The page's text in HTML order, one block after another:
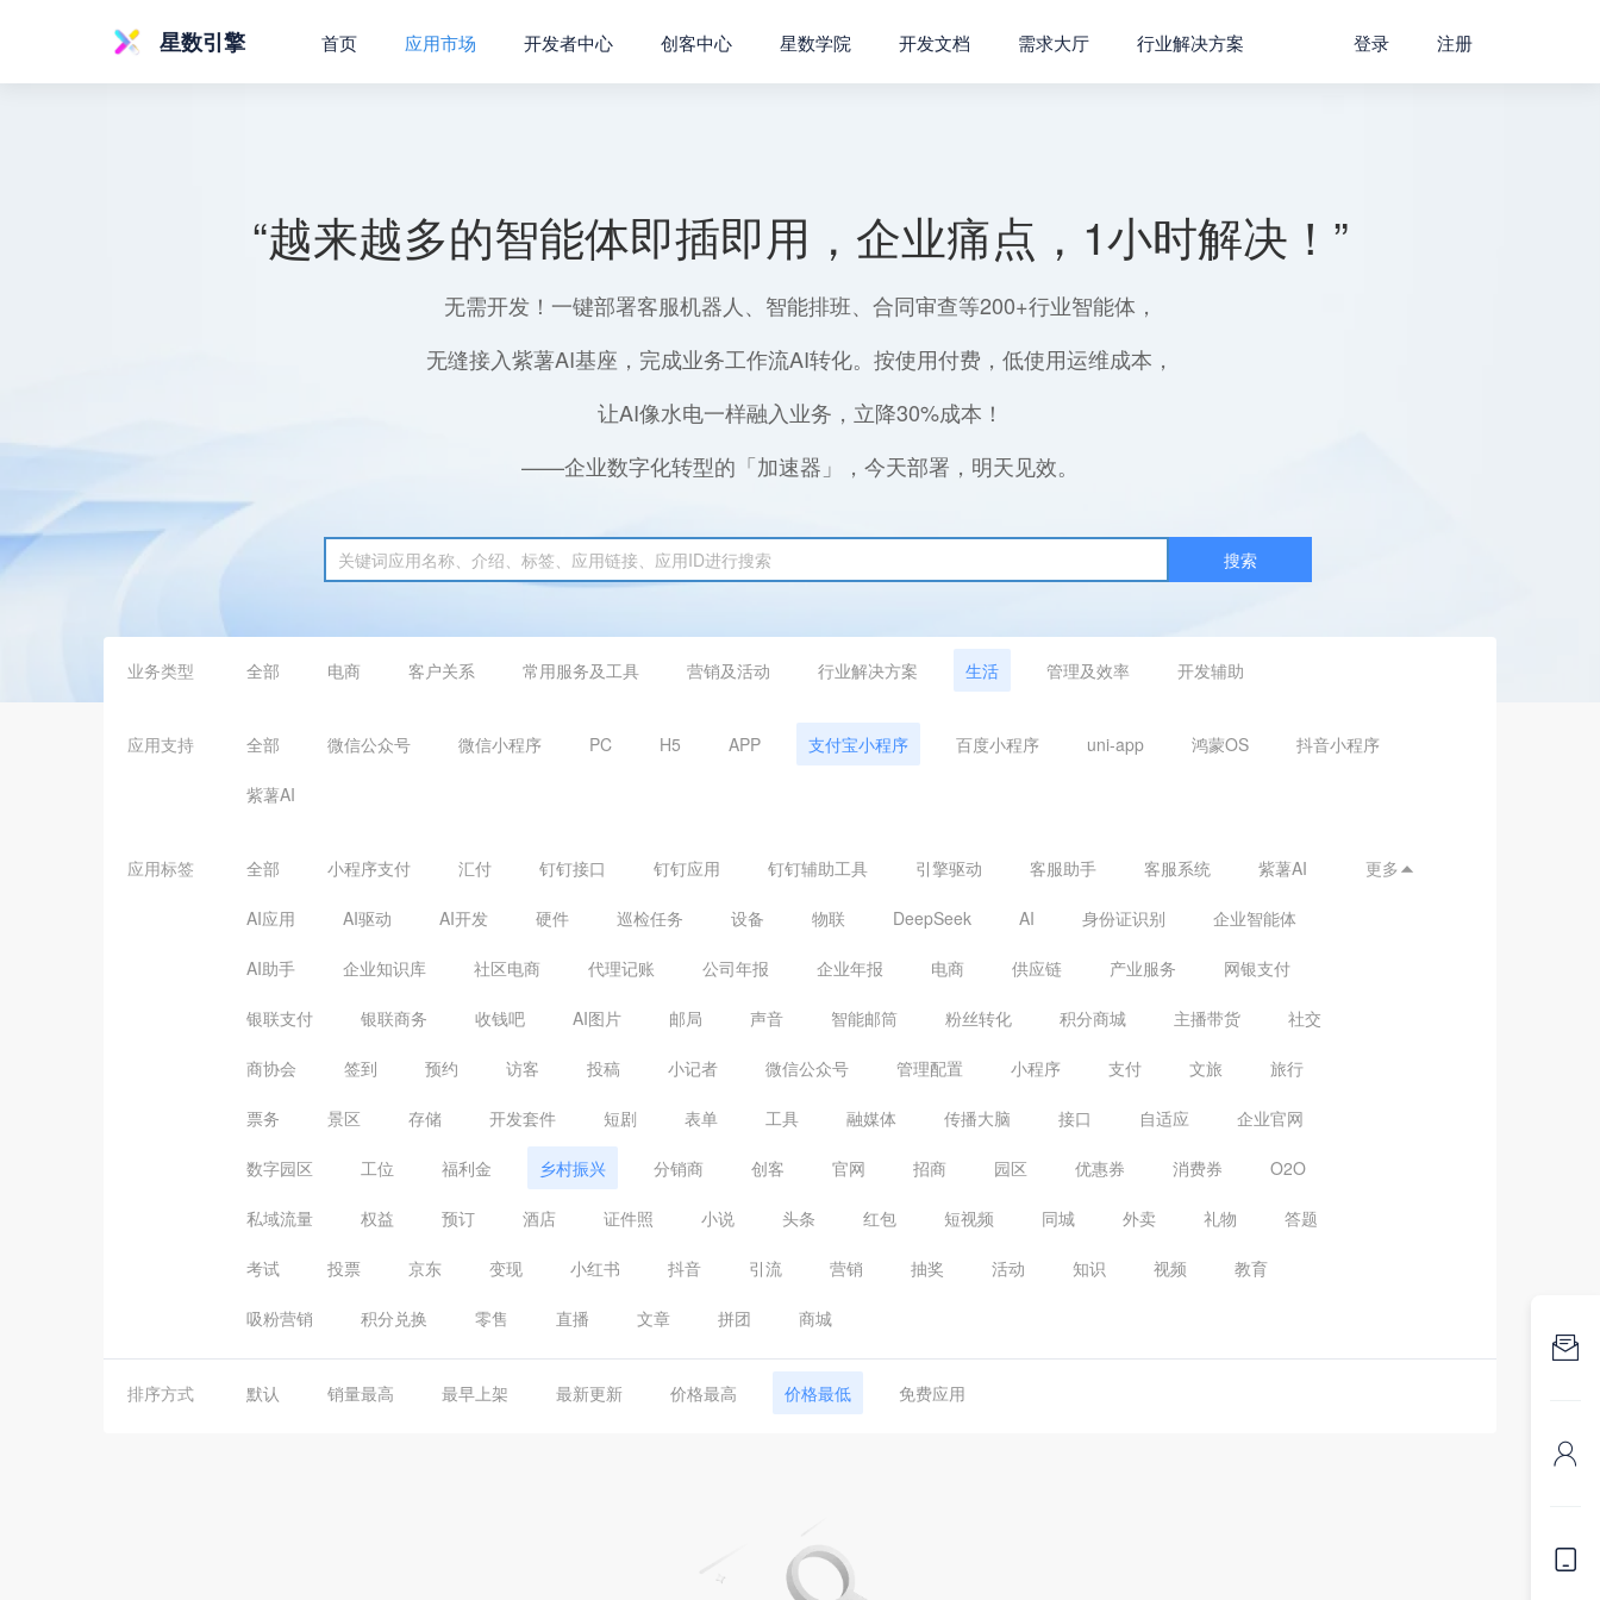
星数引擎 首页 应用市场 开发者中心 创客中心 星数学院 开发文档 需求大厅 行业解决方案 登录 注册
“越来越多的智能体即插即用，企业痛点，1小时解决！”
无需开发！一键部署客服机器人、智能排班、合同审查等200+行业智能体，
无缝接入紫薯AI基座，完成业务工作流AI转化。按使用付费，低使用运维成本，
让AI像水电一样融入业务，立降30%成本！
——企业数字化转型的「加速器」，今天部署，明天见效。
搜索
业务类型 全部 电商 客户关系 常用服务及工具 营销及活动 行业解决方案 生活 管理及效率 开发辅助
应用支持 全部 微信公众号 微信小程序 PC H5 APP 支付宝小程序 百度小程序 uni-app 鸿蒙OS 抖音小程序
紫薯AI
应用标签 全部 小程序支付 汇付 钉钉接口 钉钉应用 钉钉辅助工具 引擎驱动 客服助手 客服系统 紫薯AI
AI应用 AI驱动 AI开发 硬件 巡检任务 设备 物联 DeepSeek AI 身份证识别 企业智能体
AI助手 企业知识库 社区电商 代理记账 公司年报 企业年报 电商 供应链 产业服务 网银支付
银联支付 银联商务 收钱吧 AI图片 邮局 声音 智能邮筒 粉丝转化 积分商城 主播带货 社交
商协会 签到 预约 访客 投稿 小记者 微信公众号 管理配置 小程序 支付 文旅 旅行
票务 景区 存储 开发套件 短剧 表单 工具 融媒体 传播大脑 接口 自适应 企业官网
数字园区 工位 福利金 乡村振兴 分销商 创客 官网 招商 园区 优惠券 消费券 O2O
私域流量 权益 预订 酒店 证件照 小说 头条 红包 短视频 同城 外卖 礼物 答题
考试 投票 京东 变现 小红书 抖音 引流 营销 抽奖 活动 知识 视频 教育
吸粉营销 积分兑换 零售 直播 文章 拼团 商城
更多 
排序方式 默认 销量最高 最早上架 最新更新 价格最高 价格最低 免费应用


